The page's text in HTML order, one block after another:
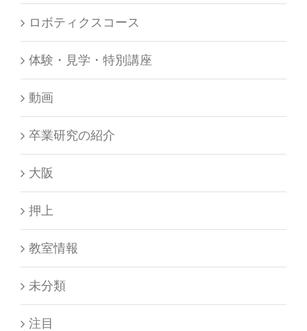
ロボティクスコース
体験・見学・特別講座
動画
卒業研究の紹介
大阪
押上
教室情報
未分類
注目